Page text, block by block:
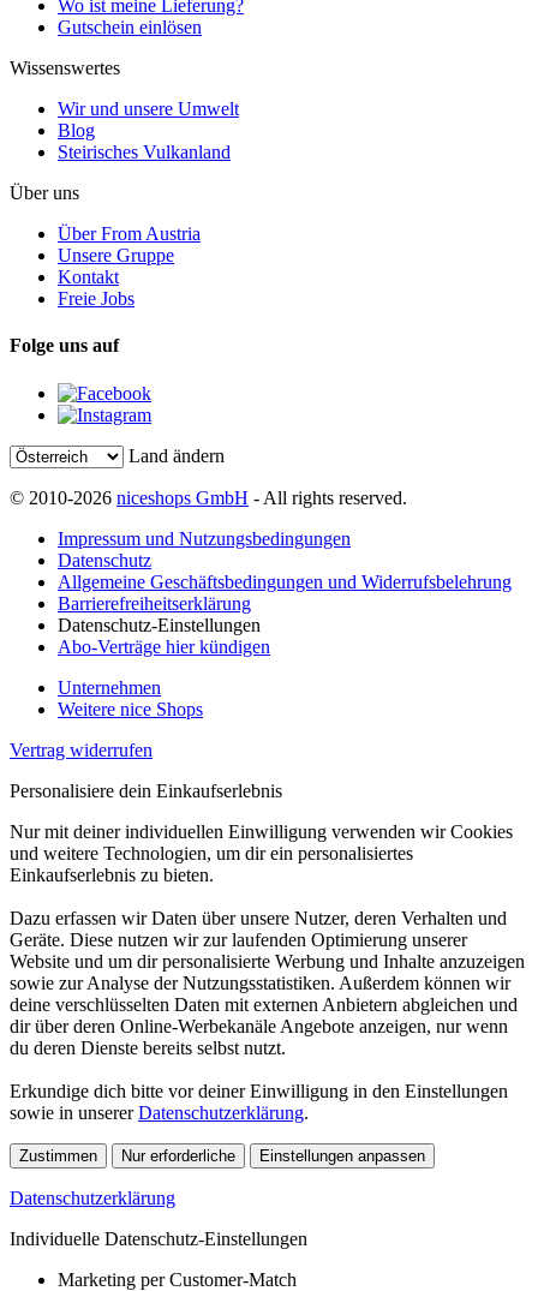
Wo ist meine Lieferung?
Gutschein einlösen
Wissenswertes
Wir und unsere Umwelt
Blog
Steirisches Vulkanland
Über uns
Über From Austria
Unsere Gruppe
Kontakt
Freie Jobs
Folge uns auf
Land ändern
© 2010-2026 niceshops GmbH - All rights reserved.
Impressum und Nutzungsbedingungen
Datenschutz
Allgemeine Geschäftsbedingungen und Widerrufsbelehrung
Barrierefreiheitserklärung
Datenschutz-Einstellungen
Abo-Verträge hier kündigen
Unternehmen
Weitere nice Shops
Vertrag widerrufen
Personalisiere dein Einkaufserlebnis
Nur mit deiner individuellen Einwilligung verwenden wir Cookies
und weitere Technologien, um dir ein personalisiertes
Einkaufserlebnis zu bieten.
Dazu erfassen wir Daten über unsere Nutzer, deren Verhalten und
Geräte. Diese nutzen wir zur laufenden Optimierung unserer
Website und um dir personalisierte Werbung und Inhalte anzuzeigen
sowie zur Analyse der Nutzungsstatistiken. Außerdem können wir
deine verschlüsselten Daten mit externen Anbietern abgleichen und
dir über deren Online-Werbekanäle Angebote anzeigen, nur wenn
du deren Dienste bereits selbst nutzt.
Erkundige dich bitte vor deiner Einwilligung in den Einstellungen
sowie in unsererDatenschutzerklärung.
Zustimmen Nur erforderliche Einstellungen anpassen
Datenschutzerklärung
Individuelle Datenschutz-Einstellungen
Marketing per Customer-Match